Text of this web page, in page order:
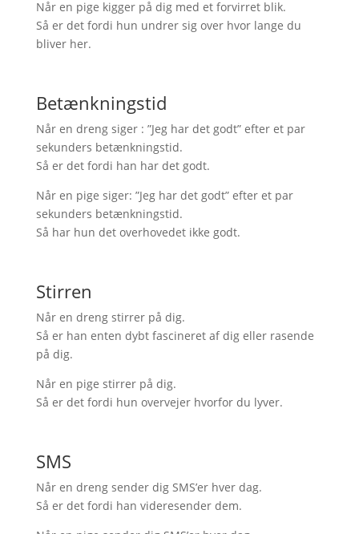
Når en pige kigger på dig med et forvirret blik.
Så er det fordi hun undrer sig over hvor lange du
bliver her.
Betænkningstid
Når en dreng siger : ”Jeg har det godt” efter et par
sekunders betænkningstid.
Så er det fordi han har det godt.
Når en pige siger: ”Jeg har det godt” efter et par
sekunders betænkningstid.
Så har hun det overhovedet ikke godt.
Stirren
Når en dreng stirrer på dig.
Så er han enten dybt fascineret af dig eller rasende
på dig.
Når en pige stirrer på dig.
Så er det fordi hun overvejer hvorfor du lyver.
SMS
Når en dreng sender dig SMS’er hver dag.
Så er det fordi han videresender dem.